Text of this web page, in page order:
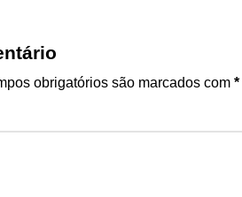
obrigatórios são marcados com *